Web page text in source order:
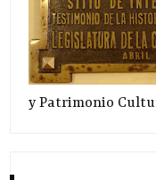
y Patrimonio